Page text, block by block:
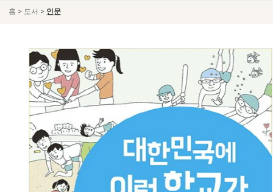
홈 > 도서 > 인문